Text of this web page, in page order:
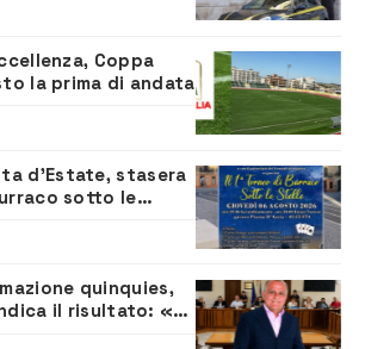
Coppa
la prima di andata
d’Estate, stasera
sotto le
quinquies,
il risultato: «La